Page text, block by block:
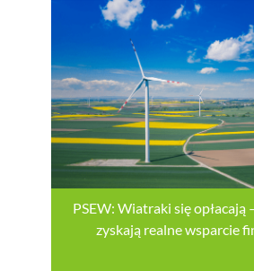
PSEW: Wiatraki się opłacają
zyskają realne wsparcie